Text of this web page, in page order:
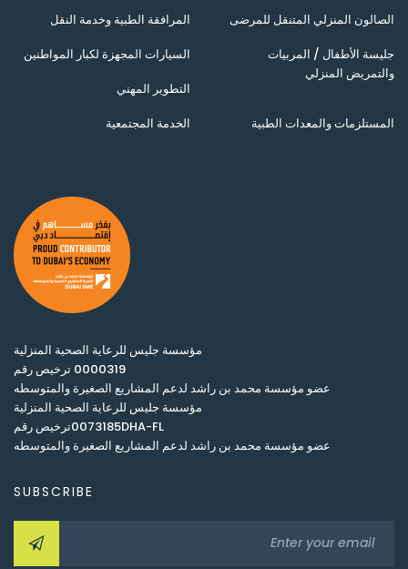
الصالون المنزلي المتنقل للمرضى
المرافقة الطبية وخدمة النقل
جليسة الأطفال / المربيات
والتمريض المنزلي
السيارات المجهزة لكبار المواطنين
التطوير المهني
المستلزمات والمعدات الطبية
الخدمة المجتمعية
مؤسسة جليس للرعاية الصحية المنزلية
0000319 ترخيص رقم
عضو مؤسسة محمد بن راشد لدعم المشاريع الصغيرة والمتوسطه
مؤسسة جليس للرعاية الصحية المنزلية
0073185DHA-FLترخيص رقم
عضو مؤسسة محمد بن راشد لدعم المشاريع الصغيرة والمتوسطه
SUBSCRIBE